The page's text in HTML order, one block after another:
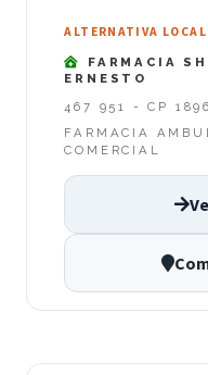
ALTERNATIVA LOCAL
FARMACIA
ERNESTO
467 951 - CP
FARMACIA
COMERCIAL